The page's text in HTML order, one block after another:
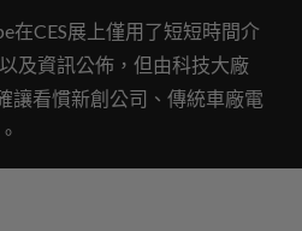
在CES展上僅用了短短時間介
及資訊公佈，但由科技大廠
讓看慣新創公司、傳統車廠電